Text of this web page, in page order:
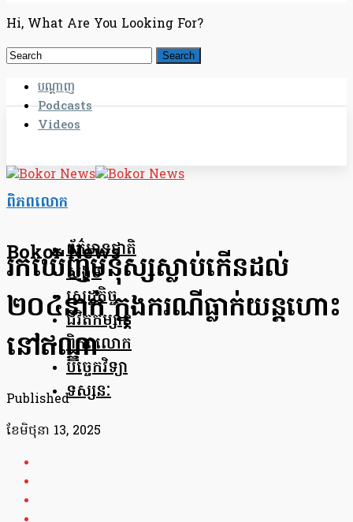
Hi, What Are You Looking For?
បណ្តាញ
Podcasts
Videos
Bokor News
ព័ត៌មានជាតិ
សង្គម
សេដ្ឋកិច្ច
ជីវិតកម្សាន្ត
ពិភពលោក
បច្ចេកវិទ្យា
ទស្សនៈ
ពិភពលោក
រកឃើញមនុស្សស្លាប់កើនដល់
២០៤នាក់ ក្នុងករណីធ្លាក់យន្តហោះ
នៅឥណ្ឌា
Published
ខែ​មិថុនា 13, 2025